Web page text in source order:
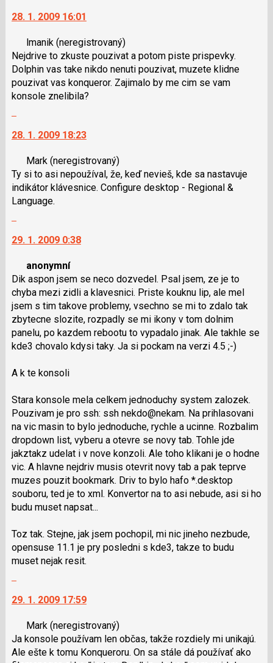
další
názor.
K
navigaci
lze
použít
N
následující
a
P
pro
názor
28. 1. 2009 16:01
lmanik (neregistrovaný)
Nejdrive to zkuste pouzivat a potom piste prispevky.
Dolphin vas take nikdo nenuti pouzivat, muzete klidne
pouzivat vas konqueror. Zajimalo by me cim se vam
konsole znelibila?
další
názor.
K
navigaci
lze
klávesy
pro
následující
a
P
pro
předchozí
nový
28. 1. 2009 18:23
Mark (neregistrovaný)
Ty si to asi nepoužíval, že, keď nevieš, kde sa nastavuje
indikátor klávesnice. Configure desktop - Regional &
Language.
další
názor.
K
navigaci
lze
použít
i
klávesy
pro
a
P
pro
předchozí
nový
názor
29. 1. 2009 0:38
anonymní
Dik aspon jsem se neco dozvedel. Psal jsem, ze je to
chyba mezi zidli a klavesnici. Priste kouknu lip, ale mel
jsem s tim takove problemy, vsechno se mi to zdalo tak
zbytecne slozite, rozpadly se mi ikony v tom dolnim
panelu, po kazdem rebootu to vypadalo jinak. Ale takhle se
kde3 chovalo kdysi taky. Ja si pockam na verzi 4.5 ;-)
A k te konsoli
Stara konsole mela celkem jednoduchy system zalozek.
Pouzivam je pro ssh: ssh nekdo@nekam. Na prihlasovani
na vic masin to bylo jednoduche, rychle a ucinne. Rozbalim
dropdown list, vyberu a otevre se novy tab. Tohle jde
jakztakz udelat i v nove konzoli. Ale toho klikani je o hodne
vic. A hlavne nejdriv musis otevrit novy tab a pak teprve
muzes pouzit bookmark. Driv to bylo hafo *.desktop
souboru, ted je to xml. Konvertor na to asi nebude, asi si ho
budu muset napsat...
Toz tak. Stejne, jak jsem pochopil, mi nic jineho nezbude,
opensuse 11.1 je pry posledni s kde3, takze to budu
muset nejak resit.
další
názor.
K
navigaci
29. 1. 2009 17:59
Mark (neregistrovaný)
Ja konsole používam len občas, takže rozdiely mi unikajú.
Ale ešte k tomu Konqueroru. On sa stále dá používať ako